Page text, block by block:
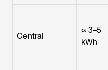
Central
≈ 3–5
kWh